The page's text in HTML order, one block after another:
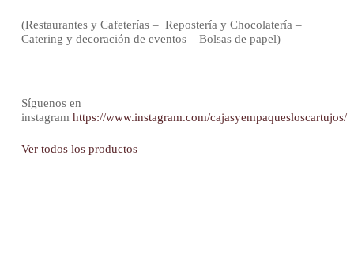
(Restaurantes y Cafeterías – Repostería y Chocolatería –
Catering y decoración de eventos – Bolsas de papel)
Síguenos en
instagram https://www.instagram.com/cajasyempaquesloscartujos/
Ver todos los productos